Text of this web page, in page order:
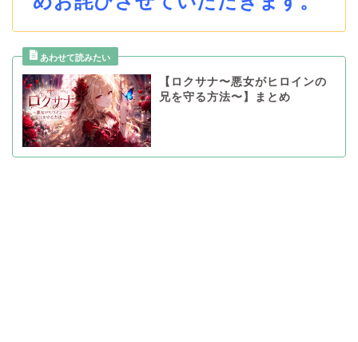
【ロクサナ〜悪女がヒロインの
兄を守る方法〜】まとめ